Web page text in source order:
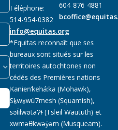
Téléphone:
514-954-0382
info@equitas.org
604-876-4881
*Equitas reconnaît que ses
bureaux sont situés sur les
territoires autochtones non
cédés des Premières nations
Kanien’kehá:ka (Mohawk),
Sḵwx̱wú7mesh (Squamish),
səl̓ilwətaɁɬ (Tsleil Waututh) et
xwməθkwəy̓əm (Musqueam).